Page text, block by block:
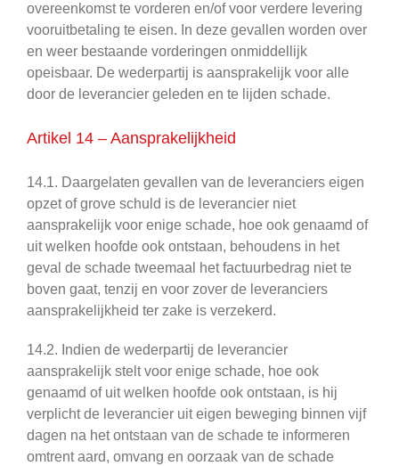
overeenkomst te vorderen en/of voor verdere levering
vooruitbetaling te eisen. In deze gevallen worden over
en weer bestaande vorderingen onmiddellijk
opeisbaar. De wederpartij is aansprakelijk voor alle
door de leverancier geleden en te lijden schade.
Artikel 14 – Aansprakelijkheid
14.1. Daargelaten gevallen van de leveranciers eigen
opzet of grove schuld is de leverancier niet
aansprakelijk voor enige schade, hoe ook genaamd of
uit welken hoofde ook ontstaan, behoudens in het
geval de schade tweemaal het factuurbedrag niet te
boven gaat, tenzij en voor zover de leveranciers
aansprakelijkheid ter zake is verzekerd.
14.2. Indien de wederpartij de leverancier
aansprakelijk stelt voor enige schade, hoe ook
genaamd of uit welken hoofde ook ontstaan, is hij
verplicht de leverancier uit eigen beweging binnen vijf
dagen na het ontstaan van de schade te informeren
omtrent aard, omvang en oorzaak van de schade